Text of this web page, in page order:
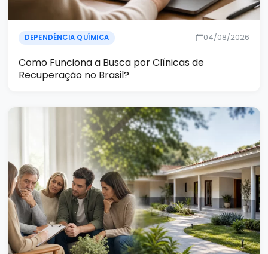
DEPENDÊNCIA QUÍMICA 04/08/2026
Como Funciona a Busca por Clínicas de
Recuperação no Brasil?